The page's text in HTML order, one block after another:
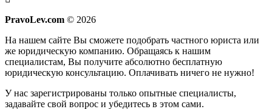
PravoLev.com © 2026
На нашем сайте Вы сможете подобрать частного юриста или
же юридическую компанию. Обращаясь к нашим
специалистам, Вы получите абсолютно бесплатную
юридическую консультацию. Оплачивать ничего не нужно!
У нас зарегистрированы только опытные специалисты,
задавайте свой вопрос и убедитесь в этом сами.